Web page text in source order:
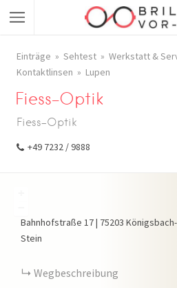
Einträge Sehtest Werkstatt &
Kontaktlinsen
Lupen
Fiess-Optik
Fiess-Optik
+49 7232 / 9888
Bahnhofstraße 17| 75203 Königsbach-
Stein
Wegbeschreibung